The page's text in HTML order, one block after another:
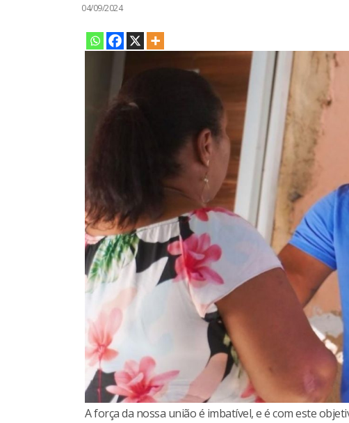
04/09/2024
A força da nossa união é imbatível, e é com este